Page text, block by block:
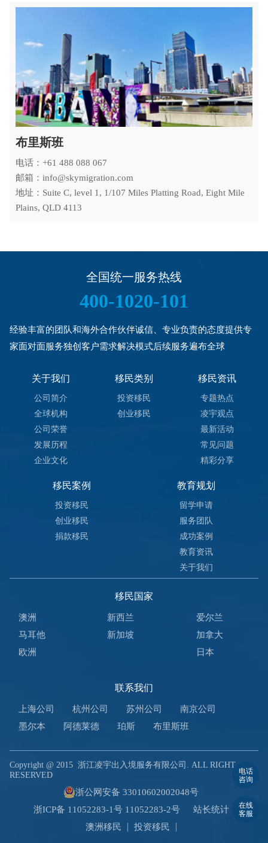
布里斯班
电话：+61 488 088 067
邮箱：info@skymigration.com
地址：Suite C, level 1, 1/107 Miles Platting Road, Eight Mile
Plains, QLD 4113
全国统一服务热线
400-1020-101
经验丰富的团队和海外合作伙伴诚信、专业负责的态度提供专
家面对面服务独创客户需求解决模式后续服务遍布全球
关于我们
公司简介
全球机构
公司荣誉
发展历程
企业文化
移民类别
投资移民
创业移民
移民资讯
专题热点
凌宇观点
最新活动
常见问题
精彩分享
移民案例
投资移民
创业移民
捐款移民
教育规划
留学申请
服务团队
成功案例
教育资讯
关于我们
移民国家
澳洲 新西兰
爱尔兰
马耳他
新加坡
加拿大
欧洲
日本
联系我们
上海公司 杭州公司 苏州公司
南京公司
墨尔本
阿德莱德 珀斯 布里斯班
Copyright @ 2015浙江凌宇出入境服务有限公司. ALL RIGHT
RESERVED
浙公网安备 33010602002048号
浙ICP备 11052283-1号 11052283-2号
站长统计
澳洲移民
投资移民
电话
咨询
在线
客服